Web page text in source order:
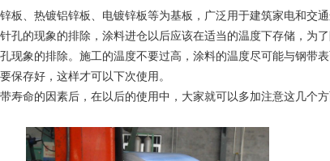
、热镀铝锌板、电镀锌板等为基板，广泛用于建筑家电和交
的现象的排除，涂料进仓以后应该在适当的温度下存储，为
象的排除。施工的温度不要过高，涂料的温度尽可能与钢带表
存好，这样才可以下次使用。
命的因素后，在以后的使用中，大家就可以多加注意这几个方